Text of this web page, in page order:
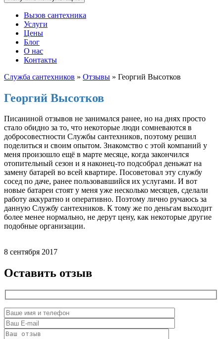
Вызов сантехника
Услуги
Цены
Блог
О нас
Контакты
Служба сантехников » Отзывы » Георгий Высотков
Георгий Высотков
Писаниной отзывов не занимался ранее, но на днях просто
стало обидно за то, что некоторые люди сомневаются в
добросовестности Службы сантехников, поэтому решил
поделиться и своим опытом. Знакомство с этой компаний у
меня произошло ещё в марте месяце, когда закончился
отопительный сезон и я наконец-то подсобрал деньжат на
замену батарей во всей квартире. Посоветовал эту службу
сосед по даче, ранее пользовавшийся их услугами. И вот
новые батареи стоят у меня уже несколько месяцев, сделали
работу аккуратно и оперативно. Поэтому лично ручаюсь за
данную Службу сантехников. К тому же по деньгам выходит
более менее нормально, не дерут цену, как некоторые другие
подобные организации.
8 сентября 2017
Оставить отзыв